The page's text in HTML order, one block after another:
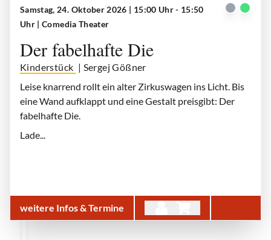
Samstag, 24. Oktober 2026 | 15:00 Uhr - 15:50
Uhr | Comedia Theater
Der fabelhafte Die
Kinderstück | Sergej Gößner
Leise knarrend rollt ein alter Zirkuswagen ins Licht. Bis
eine Wand aufklappt und eine Gestalt preisgibt: Der
fabelhafte Die.
Lade...
weitere Infos & Termine